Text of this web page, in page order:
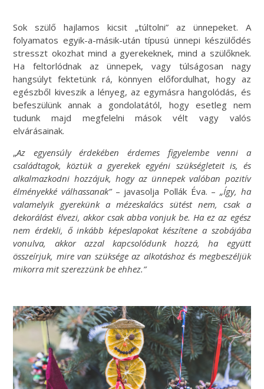
Sok szülő hajlamos kicsit „túltolni” az ünnepeket. A
folyamatos egyik-a-másik-után típusú ünnepi készülődés
stresszt okozhat mind a gyerekeknek, mind a szülőknek.
Ha feltorlódnak az ünnepek, vagy túlságosan nagy
hangsúlyt fektetünk rá, könnyen előfordulhat, hogy az
egészből kiveszik a lényeg, az egymásra hangolódás, és
befeszülünk annak a gondolatától, hogy esetleg nem
tudunk majd megfelelni mások vélt vagy valós
elvárásainak.
„Az egyensúly érdekében érdemes figyelembe venni a
családtagok, köztük a gyerekek egyéni szükségleteit is, és
alkalmazkodni hozzájuk, hogy az ünnepek valóban pozitív
élményekké válhassanak”– javasolja Pollák Éva. – „Így, ha
valamelyik gyerekünk a mézeskalács sütést nem, csak a
dekorálást élvezi, akkor csak abba vonjuk be. Ha ez az egész
nem érdekli, ő inkább képeslapokat készítene a szobájába
vonulva, akkor azzal kapcsolódunk hozzá, ha együtt
összeírjuk, mire van szüksége az alkotáshoz és megbeszéljük
mikorra mit szerezzünk be ehhez.”